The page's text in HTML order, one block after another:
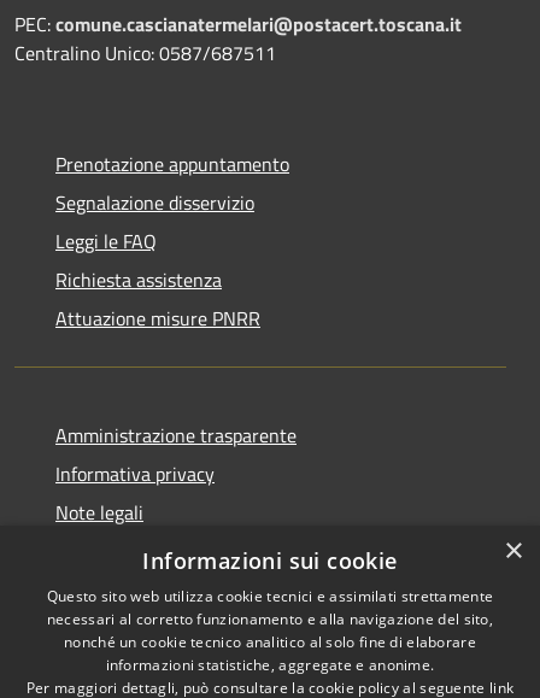
PEC:comune.cascianatermelari@postacert.toscana.it
Centralino Unico: 0587/687511
Prenotazione appuntamento
Segnalazione disservizio
Leggi le FAQ
Richiesta assistenza
Attuazione misure PNRR
Amministrazione trasparente
Informativa privacy
Note legali
Dichiarazione di accessibilità
Copyright © 2026 • Comune di
×
Informazioni sui cookie
Questo sito web utilizza cookie tecnici e assimilati strettamente
necessari al corretto funzionamento e alla navigazione del sito,
nonché un cookie tecnico analitico al solo fine di elaborare
informazioni statistiche, aggregate e anonime.
Per maggiori dettagli, può consultare la cookie policy al seguente link